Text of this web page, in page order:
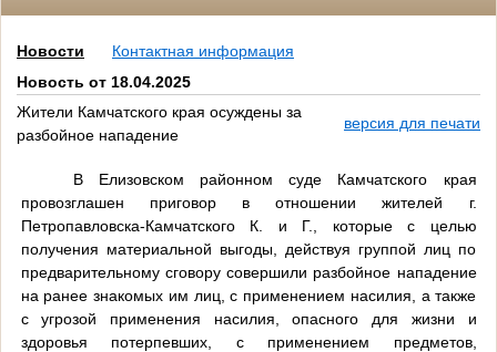
Новости
Контактная информация
Новость от 18.04.2025
Жители Камчатского края осуждены за
разбойное нападение
версия для печати
В Елизовском районном суде Камчатского края
провозглашен приговор в отношении жителей г.
Петропавловска-Камчатского К. и Г., которые с целью
получения материальной выгоды, действуя группой лиц по
предварительному сговору совершили разбойное нападение
на ранее знакомых им лиц, с применением насилия, а также
с угрозой применения насилия, опасного для жизни и
здоровья потерпевших, с применением предметов,